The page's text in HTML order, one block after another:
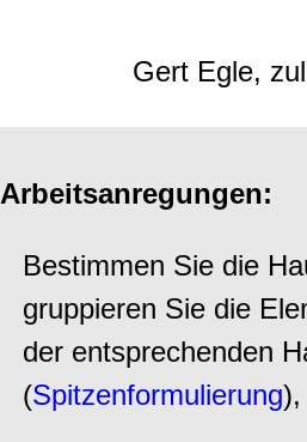
Gert Egle,
Arbeitsanregungen:
Bestimmen Sie die
gruppieren Sie die
der entsprechenden
(Spitzenformulierung),